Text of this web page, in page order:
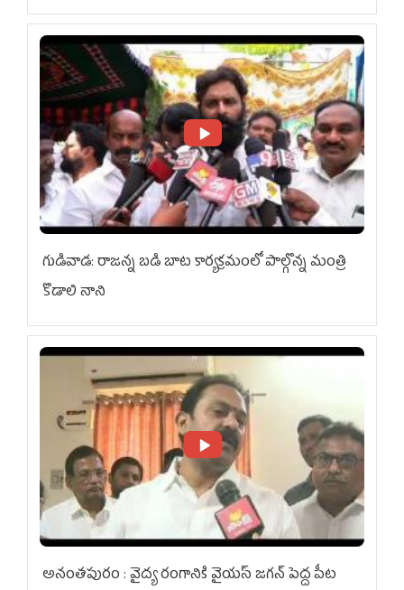
గుడివాడ: రాజన్న బడి బాట కార్యక్రమంలో పాల్గొన్న మంత్రి
కొడాలి నాని
అనంతపురం : వైద్య రంగానికి వైయ‌స్ జ‌గ‌న్ పెద్ద పీట